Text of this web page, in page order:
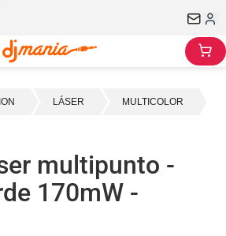
LÁSER MULTICOLOR
multipunto -
170mW -